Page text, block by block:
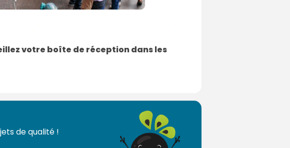
votre boîte de réception dans les
de qualité !